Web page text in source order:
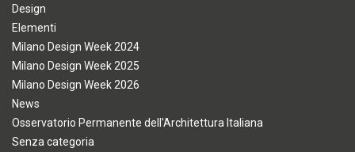
Design
Elementi
Milano Design Week 2024
Milano Design Week 2025
Milano Design Week 2026
News
Osservatorio Permanente dell'Architettura Italiana
Senza categoria